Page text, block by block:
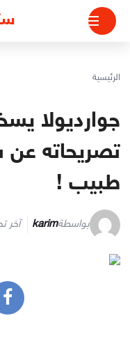
التجاوز
المحتوى
الرئيسية
جوارديولا
تصريحاته عن
طبيب !
بواسطةkarim آخر